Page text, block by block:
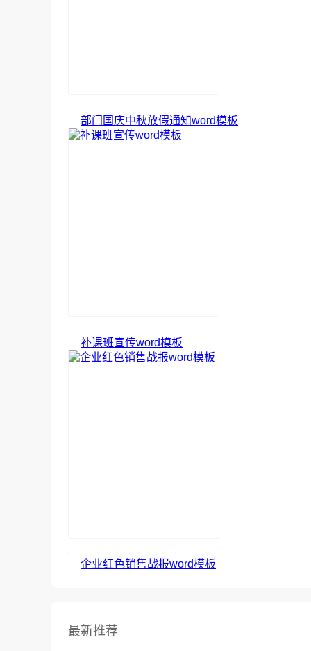
部门国庆中秋放假通知word模板
补课班宣传word模板
企业红色销售战报word模板
最新推荐